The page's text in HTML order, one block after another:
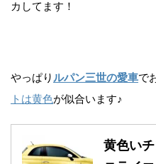
カしてます！
やっぱり ルパン三世の愛車で
トは黄色が似合います♪
黄色い